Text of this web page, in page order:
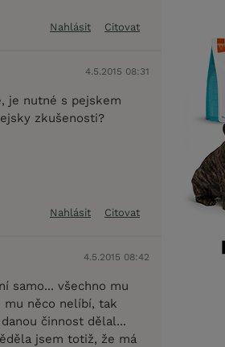
Nahlásit Citovat
4.5.2015 08:31
je nutné s pejskem
zkušenosti?
Nahlásit Citovat
4.5.2015 08:42
samo... všechno mu
mu něco nelíbí, tak
činnost dělal...
jsem totiž, že má